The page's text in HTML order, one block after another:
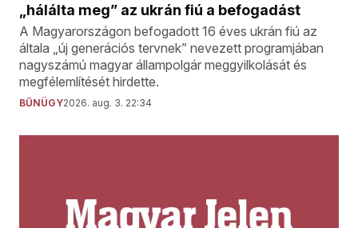
„hálálta meg” az ukrán fiú a befogadást
A Magyarországon befogadott 16 éves ukrán fiú az
általa „új generációs tervnek” nevezett programjában
nagyszámú magyar állampolgár meggyilkolását és
megfélemlítését hirdette.
BŰNÜGY2026. aug. 3. 22:34